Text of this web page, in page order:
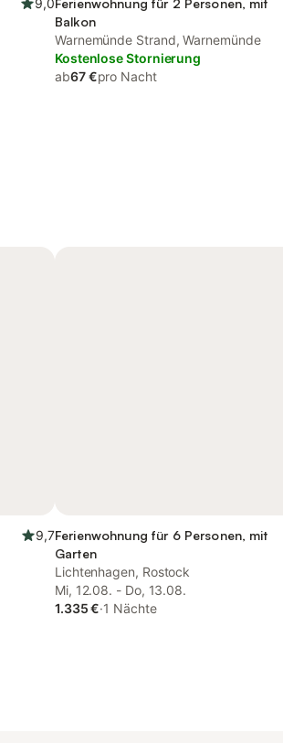
9,0Ferienwohnung für 2 Personen, mit
Balkon
Warnemünde Strand, Warnemünde
Kostenlose Stornierung
ab67 €pro Nacht
9,7Ferienwohnung für 6 Personen, mit
Garten
Lichtenhagen, Rostock
Mi, 12.08. - Do, 13.08.
1.335 €·1 Nächte